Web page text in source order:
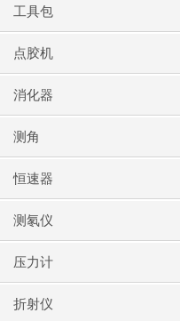
工具包
点胶机
消化器
测角
恒速器
测氡仪
压力计
折射仪